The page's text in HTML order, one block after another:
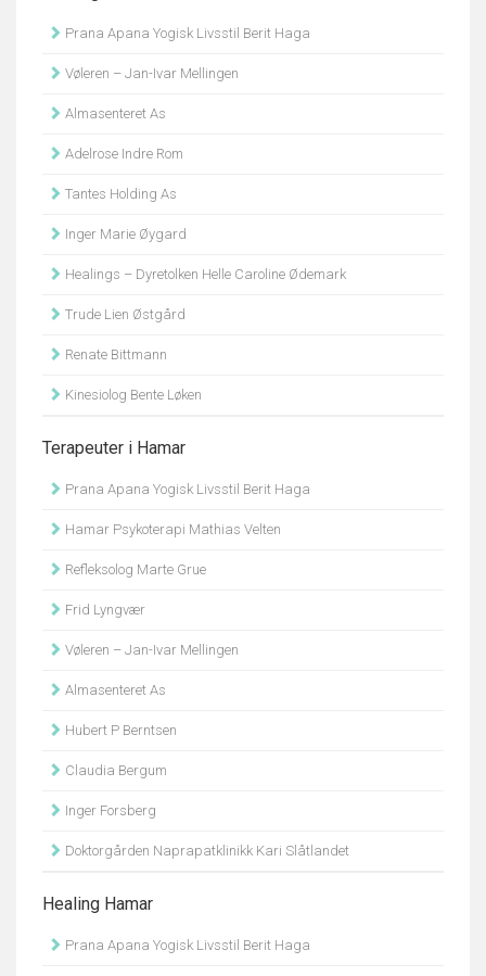
Prana Apana Yogisk Livsstil Berit Haga
Vøleren – Jan-Ivar Mellingen
Almasenteret As
Adelrose Indre Rom
Tantes Holding As
Inger Marie Øygard
Healings – Dyretolken Helle Caroline Ødemark
Trude Lien Østgård
Renate Bittmann
Kinesiolog Bente Løken
Terapeuter i Hamar
Prana Apana Yogisk Livsstil Berit Haga
Hamar Psykoterapi Mathias Velten
Refleksolog Marte Grue
Frid Lyngvær
Vøleren – Jan-Ivar Mellingen
Almasenteret As
Hubert P Berntsen
Claudia Bergum
Inger Forsberg
Doktorgården Naprapatklinikk Kari Slåtlandet
Healing Hamar
Prana Apana Yogisk Livsstil Berit Haga